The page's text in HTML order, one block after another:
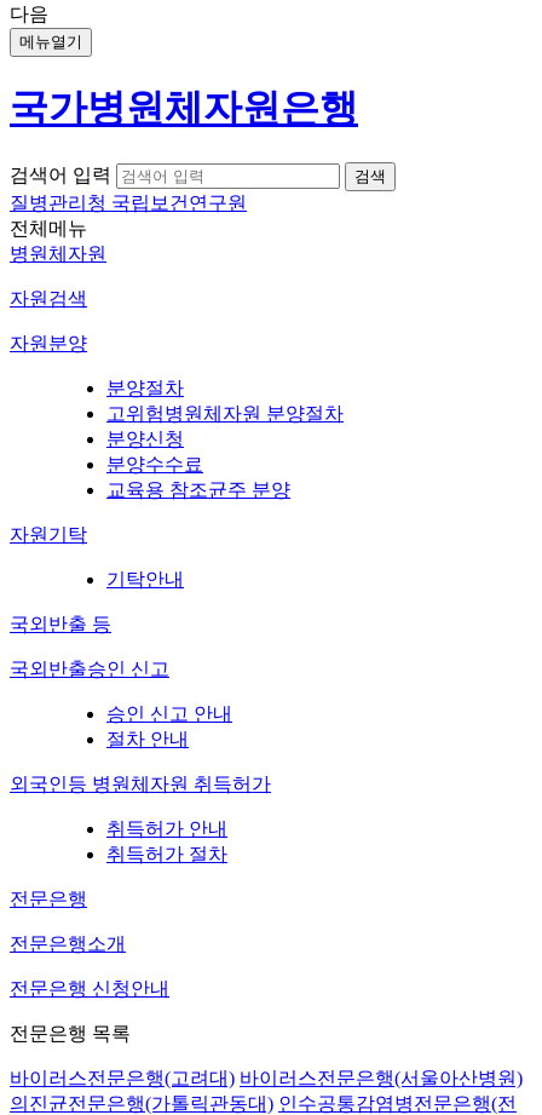
다음
메뉴열기
국가병원체자원은행
검색어 입력
질병관리청 국립보건연구원
전체메뉴
병원체자원
자원검색
자원분양
분양절차
고위험병원체자원 분양절차
분양신청
분양수수료
교육용 참조균주 분양
자원기탁
기탁안내
국외반출 등
국외반출승인 신고
승인 신고 안내
절차 안내
외국인등 병원체자원 취득허가
취득허가 안내
취득허가 절차
전문은행
전문은행소개
전문은행 신청안내
전문은행 목록
바이러스전문은행(고려대) 바이러스전문은행(서울아산병원)
의진균전문은행(가톨릭관동대) 인수공통감염병전문은행(전